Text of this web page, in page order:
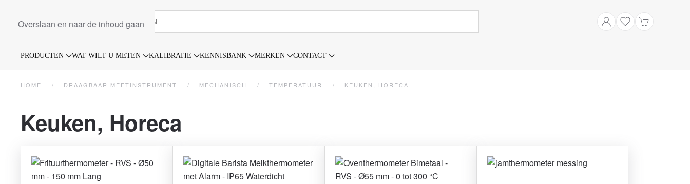
Overslaan en naar de inhoud gaan
PRODUCTEN WAT WILT U METEN KALIBRATIE KENNISBANK MERKEN CONTACT
HOME DRAAGBAAR MEETINSTRUMENT MECHANISCH TEMPERATUUR KEUKEN, HORECA
Keuken, Horeca